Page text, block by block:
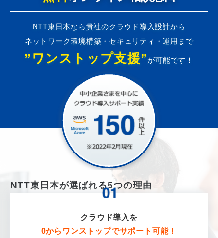
NTT東日本なら貴社のクラウド導入設計から
ネットワーク環境構築・セキュリティ・運用まで
”ワンストップ支援” が可能です！
NTT東日本が選ばれる5つの理由
クラウド導入を
0からワンストップでサポート可能！